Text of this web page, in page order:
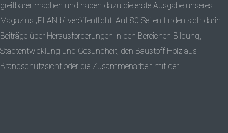
greifbarer machen und haben dazu die erste Ausgabe unseres
Magazins „PLAN b“ veröffentlicht. Auf 80 Seiten finden sich darin
Beiträge über Herausforderungen in den Bereichen Bildung,
Stadtentwicklung und Gesundheit, den Baustoff Holz aus
Brandschutzsicht oder die Zusammenarbeit mit der...